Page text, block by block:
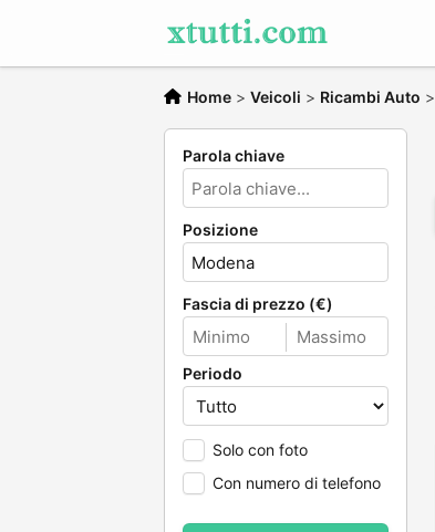
Home > Veicoli > Ricambi Auto >
Parola chiave
Posizione
Fascia di prezzo (€)
Periodo
Solo con foto
Con numero di telefono